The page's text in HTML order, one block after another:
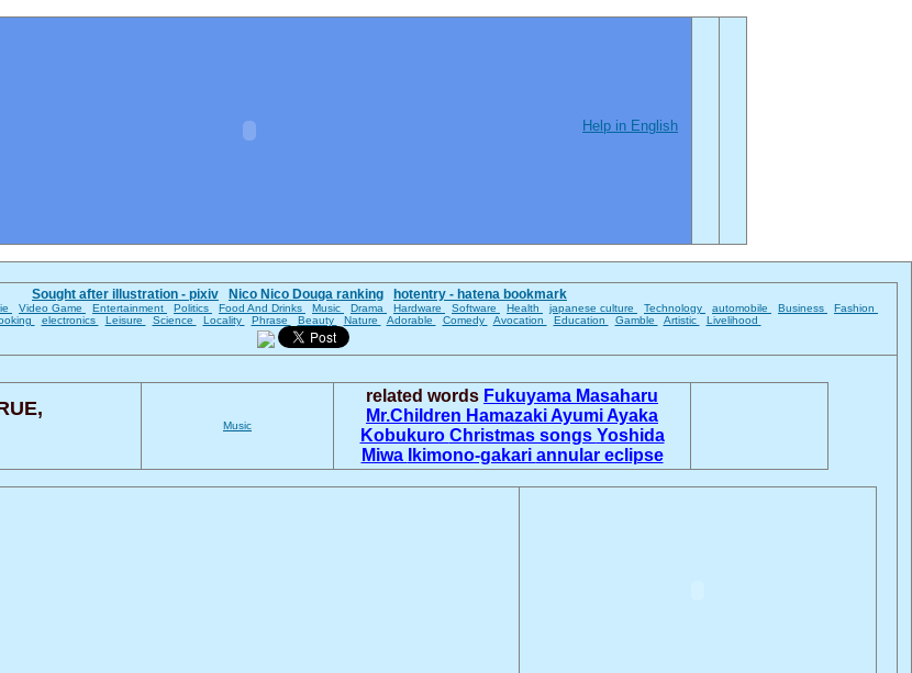
Help in English
Sought after illustration - pixiv Nico Nico Douga ranking hotentry - hatena bookmark
Video Game Entertainment Politics Food And Drinks Music Drama Hardware Software Health japanese culture Technology automobile Business
Fashion
electronics Leisure Science Locality Phrase Beauty Nature Adorable Comedy Avocation Education Gamble Artistic Livelihood
Music
related words Fukuyama Masaharu
Mr.Children Hamazaki AyumiAyaka
Kobukuro Christmas songs Yoshida
Miwa
Ikimono-gakari annular eclipse